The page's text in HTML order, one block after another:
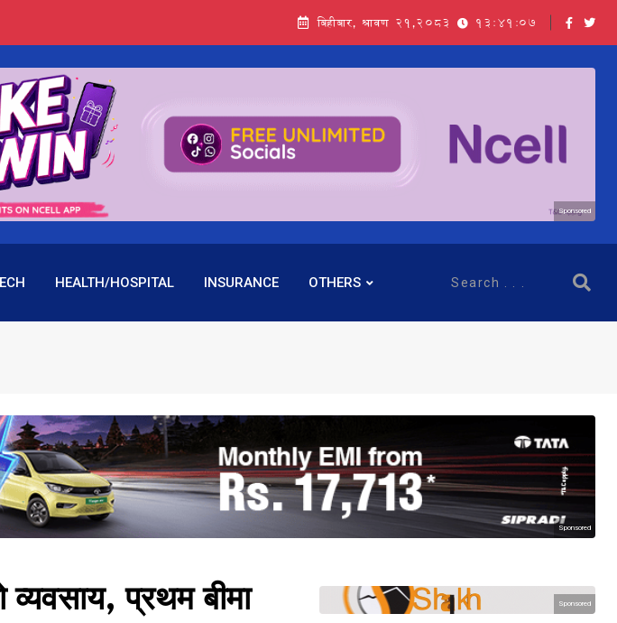
बिहीबार, श्रावण २१,२०८३ 13:41:08
Sponsored
HEALTH/HOSPITAL INSURANCE OTHERS
Sponsored
व्यवसाय, प्रथम बीमा
Sponsored